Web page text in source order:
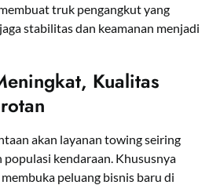
truk pengangkut yang
stabilitas dan keamanan menjadi
Kualitas
akan layanan towing seiring
kendaraan. Khususnya
peluang bisnis baru di